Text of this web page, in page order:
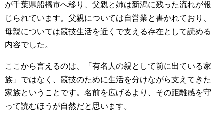
が千葉県船橋市へ移り、父親と姉は新潟に残った流れが報
じられています。父親については自営業と書かれており、
母親については競技生活を近くで支える存在として読める
内容でした。
ここから言えるのは、「有名人の親として前に出ている家
族」ではなく、競技のために生活を分けながら支えてきた
家族ということです。名前を広げるより、その距離感を守
って読むほうが自然だと思います。